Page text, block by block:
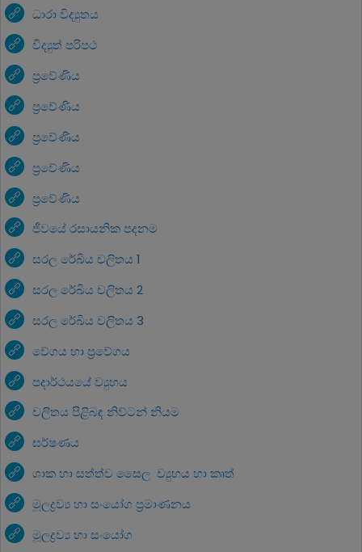
ධාරා විද්‍යුතය
විද්‍යුත් පරිපථ
ප්‍රවේණිය
ප්‍රවේණිය
ප්‍රවේණිය
ප්‍රවේණිය
ප්‍රවේණිය
ජීවයේ රසායනික පදනම
සරල රේඛිය චලිතය 1
සරල රේඛිය චලිතය 2
සරල රේඛිය චලිතය 3
වේගය හා ප්‍රවේගය
පදාර්ථය‌යේ ව්‍යුහය
චලිතය පිළිබඳ නිව්ටන් නියම
ඝර්ෂණය
ශාක හා සත්ත්ව සෛල ‍ව්‍යුහය හා කෘත්‍
මූලද්‍රව්‍ය හා සංයෝග ප්‍රමාණනය
මූලද්‍රව්‍ය හා සංයෝග